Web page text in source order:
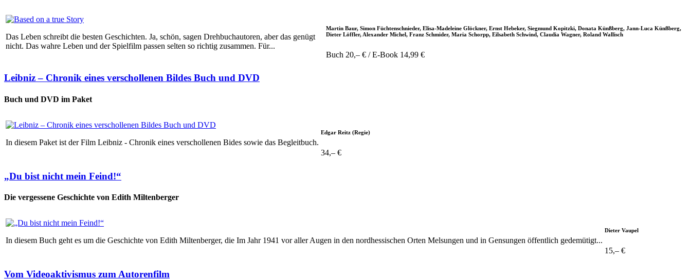
Das Leben schreibt die besten Geschichten. Ja, schön, sagen Drehbuchautoren, aber das genügt
nicht. Das wahre Leben und der Spielfilm passen selten so richtig zusammen. Für...
Martin Baur, Simon Füchtenschnieder, Elisa-Madeleine Glöckner, Ernst Hebeker, Siegmund Kopitzki, Donata Künßberg, Jann-Luca Künßberg,
Dieter Löffler, Alexander Michel, Franz Schmider, Maria Schorpp, Eilsabeth Schwind, Claudia Wagner, Roland Wallisch
Buch 20,– € / E-Book 14,99 €
Leibniz – Chronik eines verschollenen Bildes Buch und DVD
Buch und DVD im Paket
In diesem Paket ist der Film Leibniz - Chronik eines verschollenen Bides sowie das Begleitbuch.
Edgar Reitz (Regie)
34,– €
„Du bist nicht mein Feind!“
Die vergessene Geschichte von Edith Miltenberger
In diesem Buch geht es um die Geschichte von Edith Miltenberger, die Im Jahr 1941 vor aller Augen in den nordhessischen Orten Melsungen und in Gensungen öffentlich gedemütigt...
Dieter Vaupel
15,– €
Vom Videoaktivismus zum Autorenfilm